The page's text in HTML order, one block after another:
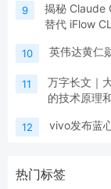
9
揭秘 Claude
替代 iFlow
10 英伟达黄仁
11
万字长文｜
的技术原理
12 vivo发布蓝
热门标签